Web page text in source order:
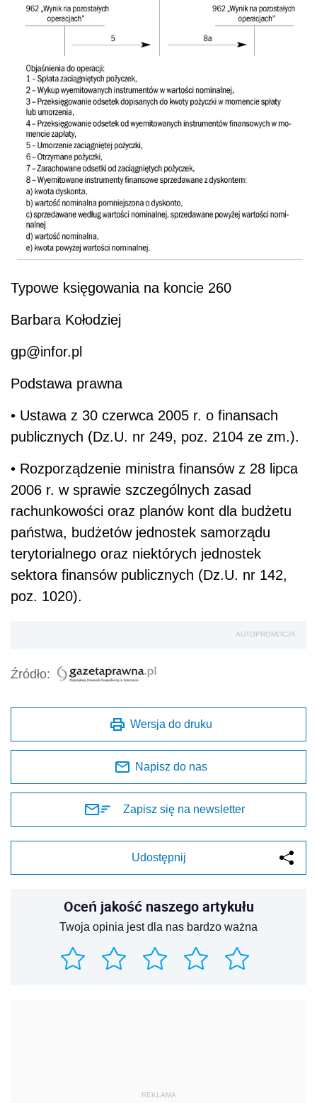
Typowe księgowania na koncie 260
Barbara Kołodziej
gp@infor.pl
Podstawa prawna
• Ustawa z 30 czerwca 2005 r. o finansach
publicznych (Dz.U. nr 249, poz. 2104 ze zm.).
• Rozporządzenie ministra finansów z 28 lipca
2006 r. w sprawie szczególnych zasad
rachunkowości oraz planów kont dla budżetu
państwa, budżetów jednostek samorządu
terytorialnego oraz niektórych jednostek
sektora finansów publicznych (Dz.U. nr 142,
poz. 1020).
AUTOPROMOCJA
Źródło:
Wersja do druku
Napisz do nas
Zapisz się na newsletter
Udostępnij
Oceń jakość naszego artykułu
Twoja opinia jest dla nas bardzo ważna
REKLAMA